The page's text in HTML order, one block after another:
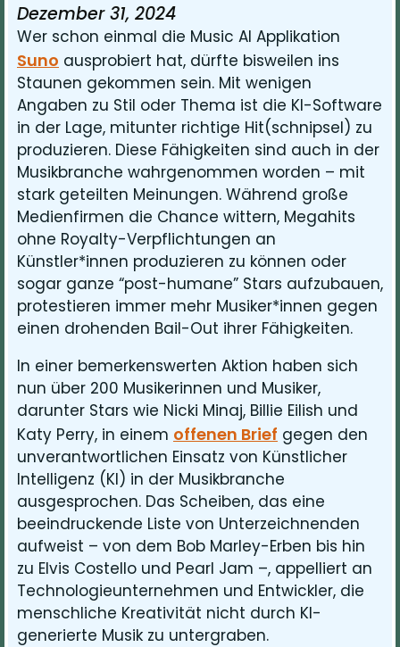
Dezember 31, 2024
Wer schon einmal die Music AI Applikation
Suno ausprobiert hat, dürfte bisweilen ins
Staunen gekommen sein. Mit wenigen
Angaben zu Stil oder Thema ist die KI-Software
in der Lage, mitunter richtige Hit(schnipsel) zu
produzieren. Diese Fähigkeiten sind auch in der
Musikbranche wahrgenommen worden – mit
stark geteilten Meinungen. Während große
Medienfirmen die Chance wittern, Megahits
ohne Royalty-Verpflichtungen an
Künstler*innen produzieren zu können oder
sogar ganze “post-humane” Stars aufzubauen,
protestieren immer mehr Musiker*innen gegen
einen drohenden Bail-Out ihrer Fähigkeiten.
In einer bemerkenswerten Aktion haben sich
nun über 200 Musikerinnen und Musiker,
darunter Stars wie Nicki Minaj, Billie Eilish und
Katy Perry, in einem offenen Brief gegen den
unverantwortlichen Einsatz von Künstlicher
Intelligenz (KI) in der Musikbranche
ausgesprochen. Das Scheiben, das eine
beeindruckende Liste von Unterzeichnenden
aufweist – von dem Bob Marley-Erben bis hin
zu Elvis Costello und Pearl Jam –, appelliert an
Technologieunternehmen und Entwickler, die
menschliche Kreativität nicht durch KI-
generierte Musik zu untergraben.